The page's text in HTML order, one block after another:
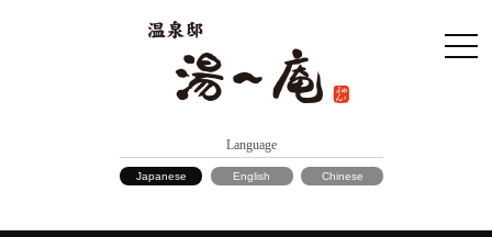
Language
Japanese English Chinese